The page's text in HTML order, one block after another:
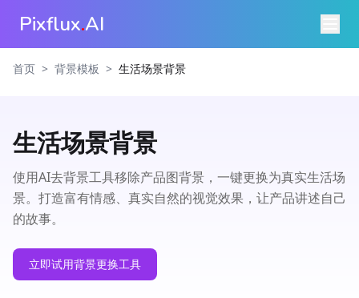
Pixflux.AI
首页 > 背景模板 > 生活场景背景
生活场景背景
使用AI去背景工具移除产品图背景，一键更换为真实生活场
景。打造富有情感、真实自然的视觉效果，让产品讲述自己
的故事。
立即试用背景更换工具